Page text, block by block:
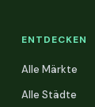
ENTDECKEN
Alle Märkte
Alle Städte